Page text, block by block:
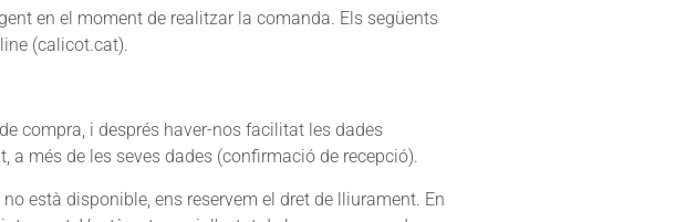
en el moment de realitzar la comanda. Els següents
(calicot.cat).
compra, i després haver-nos facilitat les dades
més de les seves dades (confirmació de recepció).
està disponible, ens reservem el dret de lliurament. En